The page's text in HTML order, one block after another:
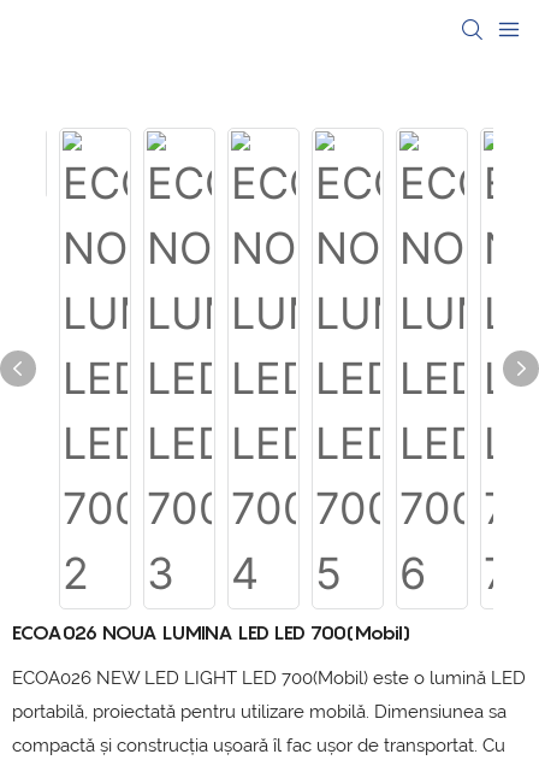
ECOA026 NOUA LUMINA LED LED 700(Mobil)
ECOA026 NEW LED LIGHT LED 700(Mobil) este o lumină LED
portabilă, proiectată pentru utilizare mobilă. Dimensiunea sa
compactă și construcția ușoară îl fac ușor de transportat. Cu